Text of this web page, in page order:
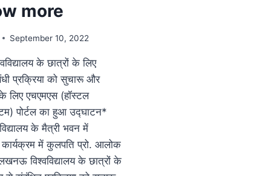
more
September 10, 2022
के छात्रों के लिए
प्रक्रिया को सुचारू और
लिए एचएमएस (हॉस्टल
पोर्टल का हुआ उद्घाटन*
के मैत्री भवन में
में कुलपति प्रो. आलोक
विश्वविद्यालय के छात्रों के